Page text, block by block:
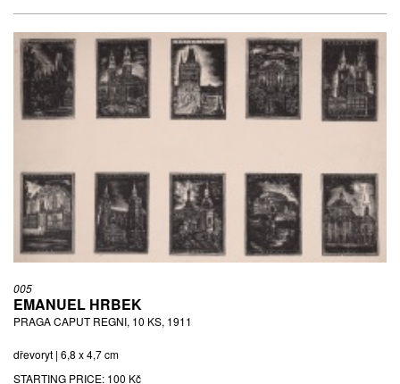
005
EMANUEL HRBEK
PRAGA CAPUT REGNI, 10 KS, 1911
dřevoryt | 6,8 x 4,7 cm
STARTING PRICE: 100 Kč